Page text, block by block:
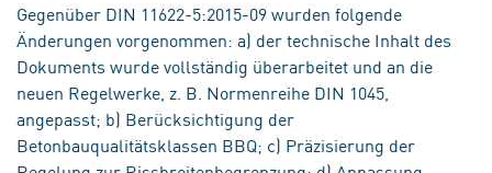
Gegenüber DIN 11622-5:2015-09 wurden folgende
Änderungen vorgenommen: a) der technische Inhalt des
Dokuments wurde vollständig überarbeitet und an die
neuen Regelwerke, z. B. Normenreihe DIN 1045,
angepasst; b) Berücksichtigung der
Betonbauqualitätsklassen BBQ; c) Präzisierung der